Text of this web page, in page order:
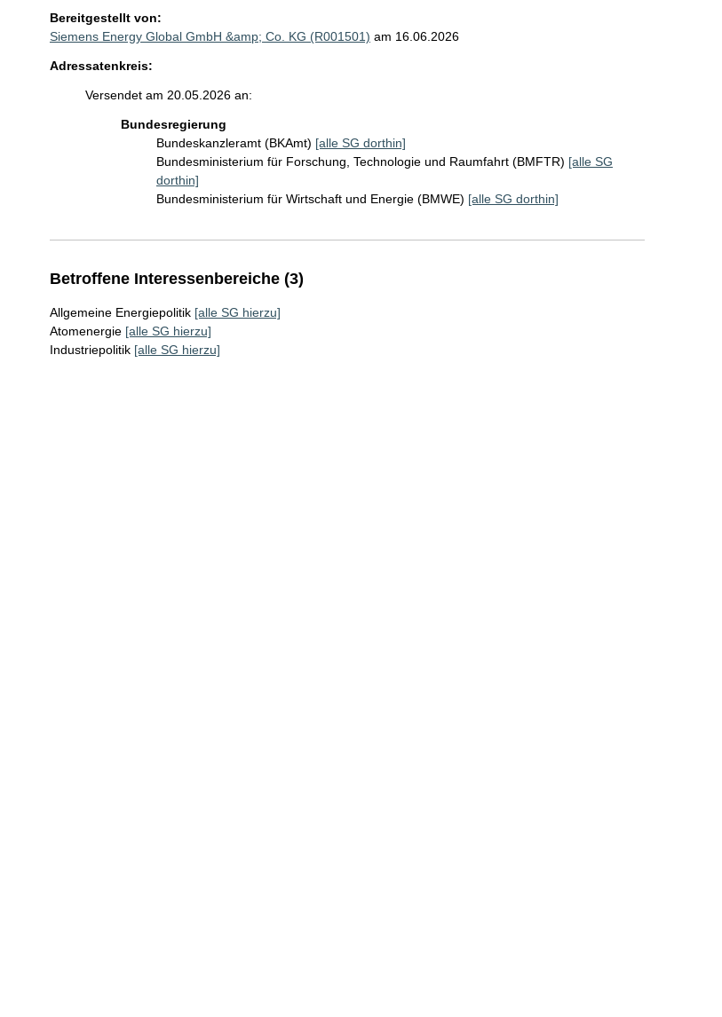
Bereitgestellt von:
Siemens Energy Global GmbH &amp; Co. KG (R001501) am 16.06.2026
Adressatenkreis:
Versendet am 20.05.2026 an:
Bundesregierung
Bundeskanzleramt (BKAmt) [alle SG dorthin]
Bundesministerium für Forschung, Technologie und Raumfahrt (BMFTR) [alle SG
dorthin]
Bundesministerium für Wirtschaft und Energie (BMWE) [alle SG dorthin]
Betroffene Interessenbereiche (3)
Allgemeine Energiepolitik [alle SG hierzu]
Atomenergie [alle SG hierzu]
Industriepolitik [alle SG hierzu]